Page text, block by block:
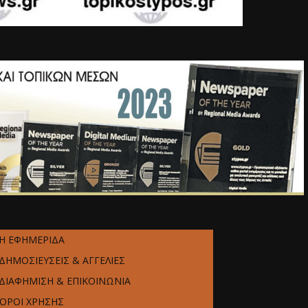
ΕΦΗΜΕΡΙΔΑ
& ΑΓΓΕΛΙΕΣ
& ΕΠΙΚΟΙΝΩΝΙΑ
ΧΡΗΣΗΣ